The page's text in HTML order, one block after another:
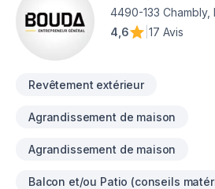
4490-133 Chambly,
4,6
17 Avis
Revêtement extérieur
Agrandissement de maison
Agrandissement de maison
Balcon et/ou Patio (conseils